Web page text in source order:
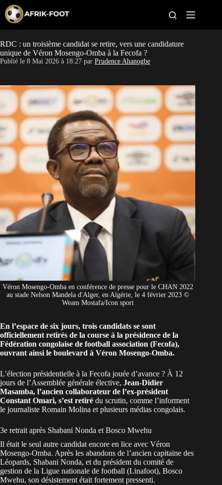
p
t
o
c
o
t
e
CAN féminine
Pays
Clubs
Classement
Paris sportifs
RDC : un troisième candidat se retire, vers une candidature
unique de Véron Mosengo-Omba à la Fecofa ?
Publié le 8 Mai 2026 à 18:27 par Prudence Ahanogbe
Véron Mosengo-Omba en conférence de presse pour le CHAN 2022
au stade Nelson Mandela d'Alger, en Algérie, le 4 février 2023 ©
Weam Mostafa/Icon sport
En l’espace de six jours, trois candidats se sont
officiellement retirés de la course à la présidence de la
Fédération congolaise de football association (Fecofa),
ouvrant ainsi le boulevard à Véron Mosengo-Omba.
L’élection présidentielle à la Fecofa jouée d’avance ? À 12
jours de l’Assemblée générale élective, Jean-Didier
Masamba, l’ancien collaborateur de l’ex-président
Constant Omari, s’est retiré du scrutin, comme l’informent
le journaliste Romain Molina et plusieurs médias congolais.
3e retrait après Shabani Nonda et Bosco Mwehu
Il était le seul autre candidat encore en lice avec Véron
Mosengo-Omba. Après les abandons de l’ancien capitaine des
Léopards, Shabani Nonda, et du président du comité de
gestion de la Ligue nationale de football (Linafoot), Bosco
Mwehu, son désistement était fortement pressenti.